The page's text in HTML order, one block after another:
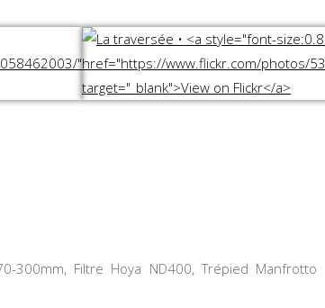
300mm, Filtre Hoya ND400, Trépied Manfrotto